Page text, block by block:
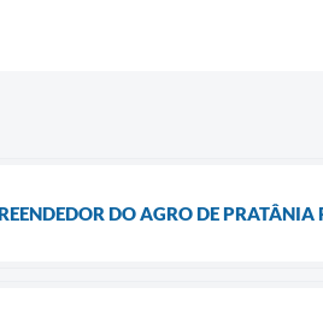
DO AGRO DE